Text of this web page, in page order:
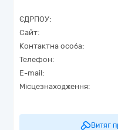
ЄДРПОУ:
Сайт:
Контактна особа:
Телефон:
E-mail:
Місцезнаходження:
Витяг